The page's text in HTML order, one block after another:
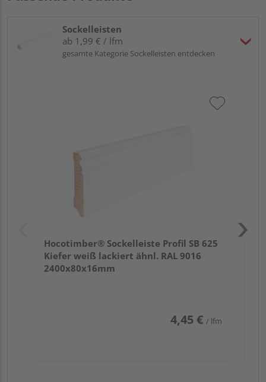
Sockelleisten
ab 1,99 € / lfm
gesamte Kategorie Sockelleisten entdecken
Hocotimber® Sockelleiste Profil SB 625
Kiefer weiß lackiert ähnl. RAL 9016
2400x80x16mm
4,45 € / lfm